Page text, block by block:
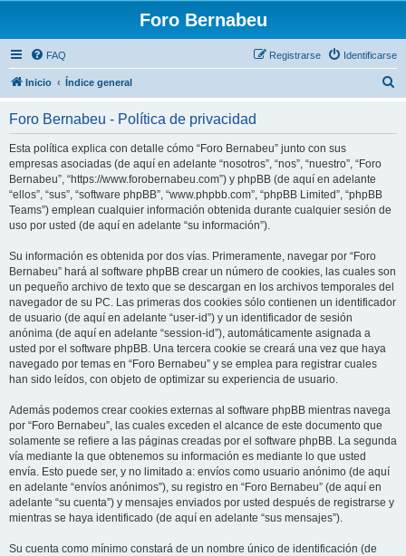
Foro Bernabeu
FAQ Identificarse
Registrarse
Inicio Índice general
Foro Bernabeu - Política de privacidad
Esta política explica con detalle cómo “Foro Bernabeu” junto con sus
empresas asociadas (de aquí en adelante “nosotros”, “nos”, “nuestro”, “Foro
Bernabeu”, “https://www.forobernabeu.com”) y phpBB (de aquí en adelante
“ellos”, “sus”, “software phpBB”, “www.phpbb.com”, “phpBB Limited”, “phpBB
Teams”) emplean cualquier información obtenida durante cualquier sesión de
uso por usted (de aquí en adelante “su información”).
Su información es obtenida por dos vías. Primeramente, navegar por “Foro
Bernabeu” hará al software phpBB crear un número de cookies, las cuales son
un pequeño archivo de texto que se descargan en los archivos temporales del
navegador de su PC. Las primeras dos cookies sólo contienen un identificador
de usuario (de aquí en adelante “user-id”) y un identificador de sesión
anónima (de aquí en adelante “session-id”), automáticamente asignada a
usted por el software phpBB. Una tercera cookie se creará una vez que haya
navegado por temas en “Foro Bernabeu” y se emplea para registrar cuales
han sido leídos, con objeto de optimizar su experiencia de usuario.
Además podemos crear cookies externas al software phpBB mientras navega
por “Foro Bernabeu”, las cuales exceden el alcance de este documento que
solamente se refiere a las páginas creadas por el software phpBB. La segunda
vía mediante la que obtenemos su información es mediante lo que usted
envía. Esto puede ser, y no limitado a: envíos como usuario anónimo (de aquí
en adelante “envíos anónimos”), su registro en “Foro Bernabeu” (de aquí en
adelante “su cuenta”) y mensajes enviados por usted después de registrarse y
mientras se haya identificado (de aquí en adelante “sus mensajes”).
Su cuenta como mínimo constará de un nombre único de identificación (de